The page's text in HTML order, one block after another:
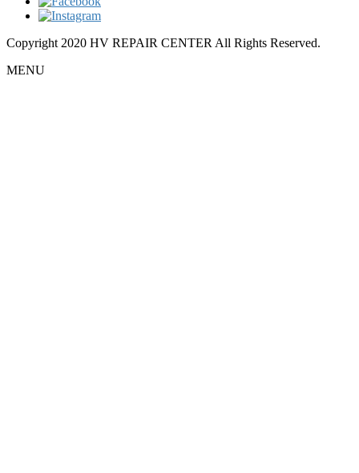
Copyright 2020 HV REPAIR CENTER All Rights Reserved.
MENU